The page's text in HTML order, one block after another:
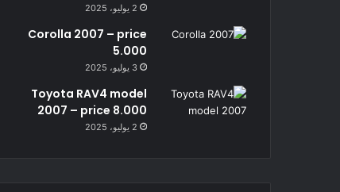
2 يوليو، 2025
Corolla 2007 – price
5.000
3 يوليو، 2025
Toyota RAV4 model
2007 – price 8.000
2 يوليو، 2025